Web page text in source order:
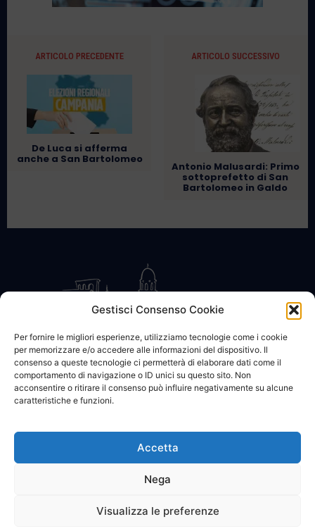
Gestisci Consenso Cookie
Per fornire le migliori esperienze, utilizziamo tecnologie come i cookie
per memorizzare e/o accedere alle informazioni del dispositivo. Il
consenso a queste tecnologie ci permetterà di elaborare dati come il
comportamento di navigazione o ID unici su questo sito. Non
acconsentire o ritirare il consenso può influire negativamente su alcune
caratteristiche e funzioni.
Accetta
Nega
Visualizza le preferenze
ARTICOLO PRECEDENTE
De Luca si afferma
anche a San Bartolomeo
ARTICOLO SUCCESSIVO
Antonio Malusardi: Primo
sottoprefetto di San
Bartolomeo in Galdo
CONTATTACI COOKIE POLICY PRIVACY
© 2002 - 2026 SanBartolomeo.info :::: powered by Go Web snc |